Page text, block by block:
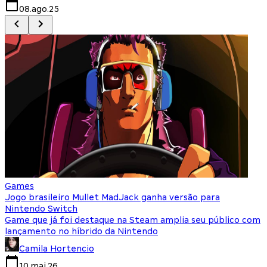
08.ago.25
Games
Jogo brasileiro Mullet MadJack ganha versão para
Nintendo Switch
Game que já foi destaque na Steam amplia seu público com
lançamento no híbrido da Nintendo
Camila Hortencio